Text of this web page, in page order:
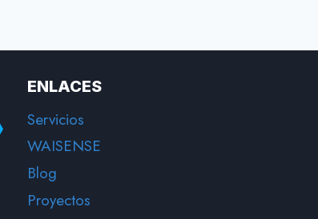
ENLACES
Servicios
WAISENSE
Blog
Proyectos